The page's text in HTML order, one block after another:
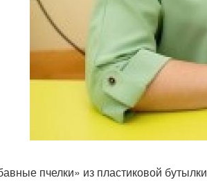
пчелки» из пластиковой бутылки